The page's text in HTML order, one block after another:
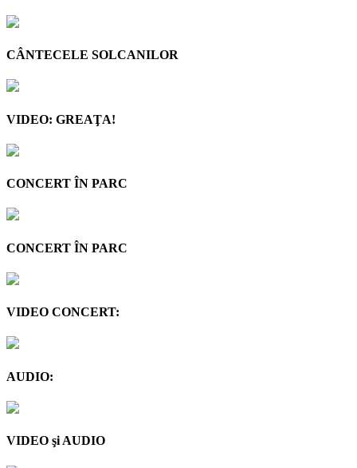
CÂNTECELE SOLCANILOR
VIDEO: GREAŢA!
CONCERT ÎN PARC
CONCERT ÎN PARC
VIDEO CONCERT:
AUDIO:
VIDEO şi AUDIO